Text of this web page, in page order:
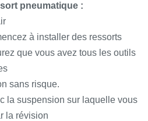
pneumatique :
à installer des ressorts
que vous avez tous les outils
sans risque.
la suspension sur laquelle vous
la révision